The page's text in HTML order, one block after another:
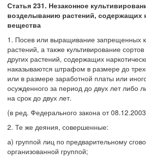
Статья 231. Незаконное
возделыванию растений, содержащих
вещества
1. Посев или выращивание запрещенных
растений, а также культивирование
других растений, содержащих
наказываются штрафом в размере до
или в размере заработной платы или
осужденного за период до двух лет либо
на срок до двух лет.
(в ред. Федерального закона от
2. Те же деяния, совершенные:
а) группой лиц по предварительному
организованной группой;